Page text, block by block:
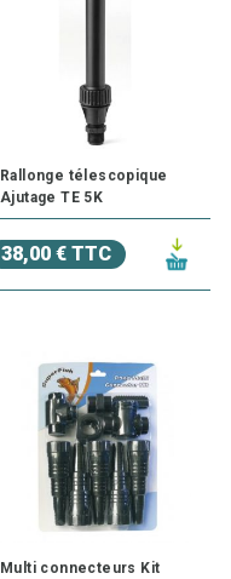
Rallonge télescopique
Ajutage TE 5K
38,00 € TTC
Multi connecteurs Kit